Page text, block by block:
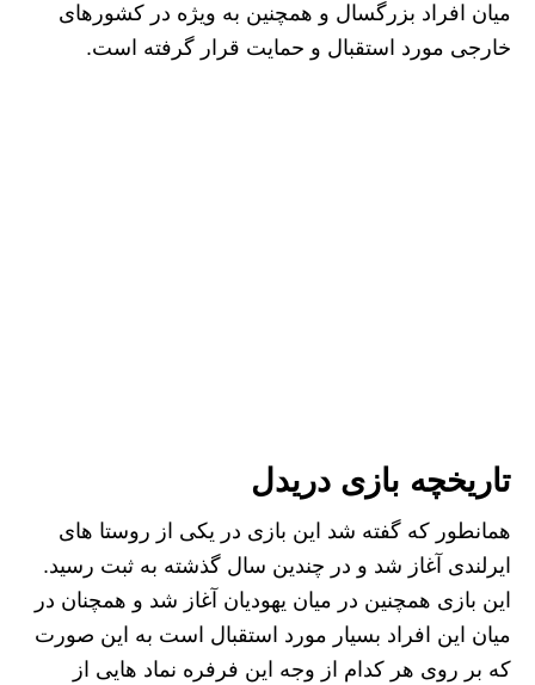
میان افراد بزرگسال و همچنین به ویژه در کشورهای
خارجی مورد استقبال و حمایت قرار گرفته است.
تاریخچه بازی دریدل
همانطور که گفته شد این بازی در یکی از روستا های
ایرلندی آغاز شد و در چندین سال گذشته به ثبت رسید.
این بازی همچنین در میان یهودیان آغاز شد و همچنان در
میان این افراد بسیار مورد استقبال است به این صورت
که بر روی هر کدام از وجه این فرفره نماد هایی از